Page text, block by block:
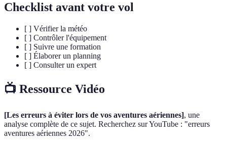
Checklist avant votre vol
[ ] Vérifier la météo
[ ] Contrôler l'équipement
[ ] Suivre une formation
[ ] Élaborer un planning
[ ] Consulter un expert
📺 Ressource Vidéo
[Les erreurs à éviter lors de vos aventures aériennes], une
analyse complète de ce sujet. Recherchez sur YouTube : "erreurs
aventures aériennes 2026".